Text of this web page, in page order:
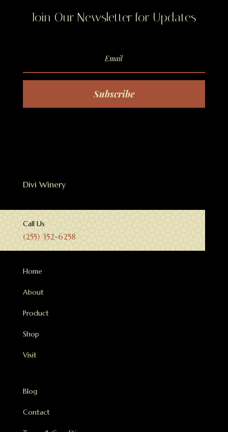
Join Our Newsletter for Updates
Subscribe
Divi Winery
Call Us
(255) 352-6258
Home
About
Product
Shop
Visit
Blog
Contact